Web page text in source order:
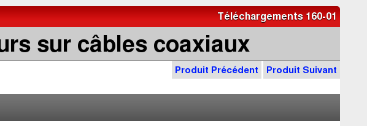
Téléchargements 160-01
sur câbles coaxiaux
Produit Précédent Produit Suivant